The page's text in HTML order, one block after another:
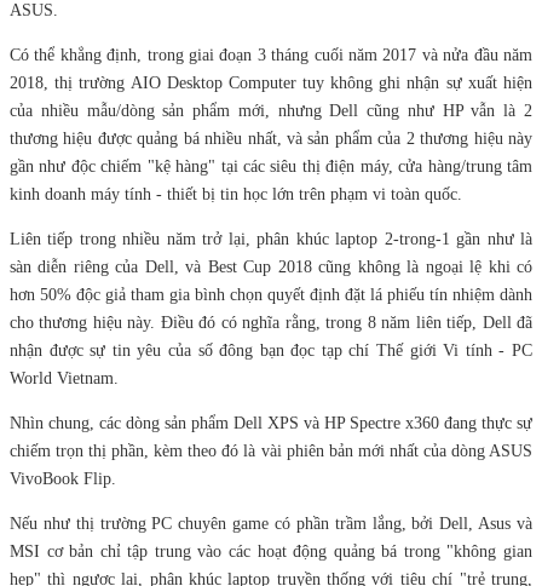
ASUS.
Có thể khẳng định, trong giai đoạn 3 tháng cuối năm 2017 và nửa đầu năm
2018, thị trường AIO Desktop Computer tuy không ghi nhận sự xuất hiện
của nhiều mẫu/dòng sản phẩm mới, nhưng Dell cũng như HP vẫn là 2
thương hiệu được quảng bá nhiều nhất, và sản phẩm của 2 thương hiệu này
gần như độc chiếm "kệ hàng" tại các siêu thị điện máy, cửa hàng/trung tâm
kinh doanh máy tính - thiết bị tin học lớn trên phạm vi toàn quốc.
Liên tiếp trong nhiều năm trở lại, phân khúc laptop 2-trong-1 gần như là
sàn diễn riêng của Dell, và Best Cup 2018 cũng không là ngoại lệ khi có
hơn 50% độc giả tham gia bình chọn quyết định đặt lá phiếu tín nhiệm dành
cho thương hiệu này. Điều đó có nghĩa rằng, trong 8 năm liên tiếp, Dell đã
nhận được sự tin yêu của số đông bạn đọc tạp chí Thế giới Vi tính - PC
World Vietnam.
Nhìn chung, các dòng sản phẩm Dell XPS và HP Spectre x360 đang thực sự
chiếm trọn thị phần, kèm theo đó là vài phiên bản mới nhất của dòng ASUS
VivoBook Flip.
Nếu như thị trường PC chuyên game có phần trầm lắng, bởi Dell, Asus và
MSI cơ bản chỉ tập trung vào các hoạt động quảng bá trong "không gian
hẹp" thì ngược lại, phân khúc laptop truyền thống với tiêu chí "trẻ trung,